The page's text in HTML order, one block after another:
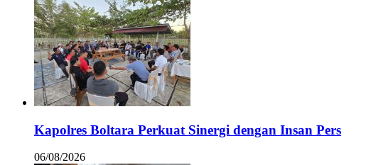
Kapolres Boltara Perkuat Sinergi dengan Insan Pers
06/08/2026